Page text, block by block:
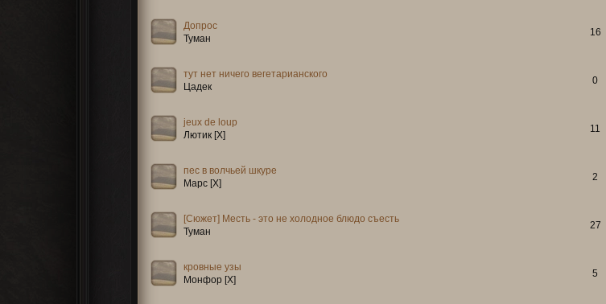
Допрос
Туман
16
тут нет ничего вегетарианского
Цадек
0
jeux de loup
Лютик [X]
11
пес в волчьей шкуре
Марс [X]
2
[Сюжет] Месть - это не холодное блюдо съесть
Туман
27
кровные узы
Монфор [X]
5